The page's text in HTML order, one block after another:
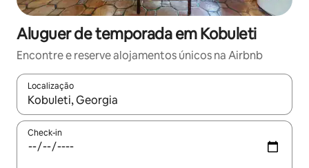
Aluguer de temporada em Kobuleti
Encontre e reserve alojamentos únicos na Airbnb
Localização
Quando os resultados estiverem disponíveis, navegue com
Check-in